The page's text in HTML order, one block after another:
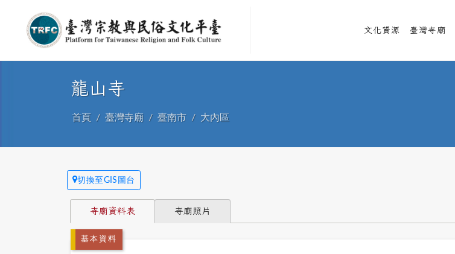
文化資源 臺灣寺廟
龍山寺
首頁 臺灣寺廟 臺南市 大內區
切換至GIS圖台
寺廟資料表 寺廟照片
基本資料